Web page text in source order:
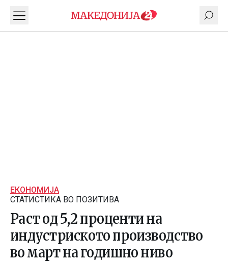
ЕКОНОМИЈА
СТАТИСТИКА ВО ПОЗИТИВА
Раст од 5,2 проценти на
индустриското производство
во март на годишно ниво